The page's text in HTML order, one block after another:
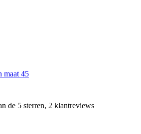
maat 45
de 5 sterren, 2 klantreviews